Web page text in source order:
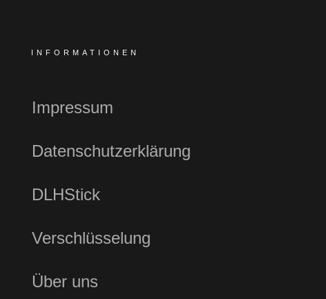
INFORMATIONEN
Impressum
Datenschutzerklärung
DLHStick
Verschlüsselung
Über uns